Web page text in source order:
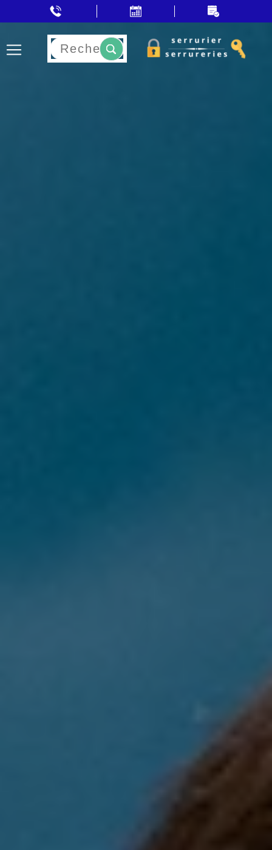
Rechercher